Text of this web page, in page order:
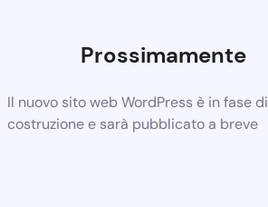
Prossimamente
Il nuovo sito web WordPress è in fase di
costruzione e sarà pubblicato a breve